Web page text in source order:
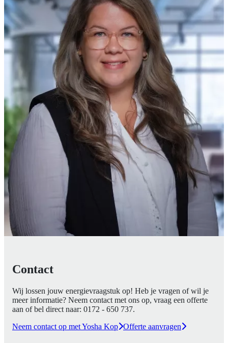
Contact
Wij lossen jouw energievraagstuk op! Heb je vragen of wil je
meer informatie? Neem contact met ons op, vraag een offerte
aan of bel direct naar: 0172 - 650 737.
Neem contact op met Yosha Kop Offerte aanvragen